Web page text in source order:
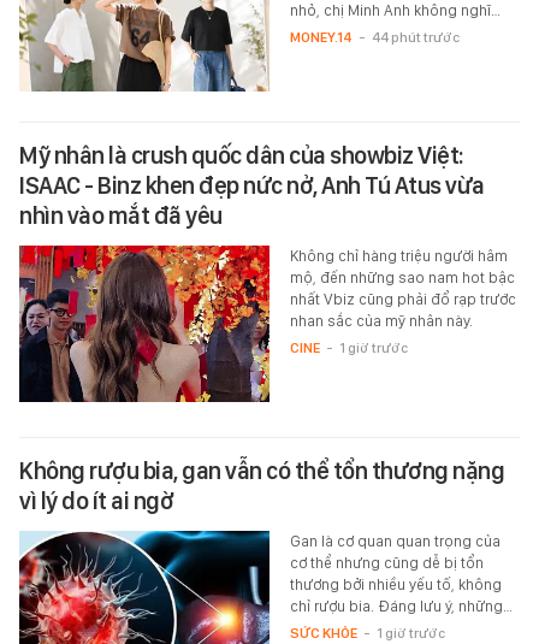
nhỏ, chị Minh Anh không nghĩ…
MONEY.14 - 44 phút trước
Mỹ nhân là crush quốc dân của showbiz Việt:
ISAAC - Binz khen đẹp nức nở, Anh Tú Atus vừa
nhìn vào mắt đã yêu
Không chỉ hàng triệu người hâm
mộ, đến những sao nam hot bậc
nhất Vbiz cũng phải đổ rạp trước
nhan sắc của mỹ nhân này.
CINE - 1 giờ trước
Không rượu bia, gan vẫn có thể tổn thương nặng
vì lý do ít ai ngờ
Gan là cơ quan quan trọng của
cơ thể nhưng cũng dễ bị tổn
thương bởi nhiều yếu tố, không
chỉ rượu bia. Đáng lưu ý, những…
SỨC KHỎE - 1 giờ trước